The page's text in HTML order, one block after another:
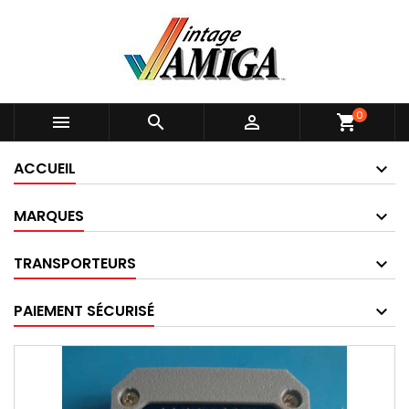
   shopping_cart0
ACCUEIL
MARQUES
TRANSPORTEURS
PAIEMENT SÉCURISÉ